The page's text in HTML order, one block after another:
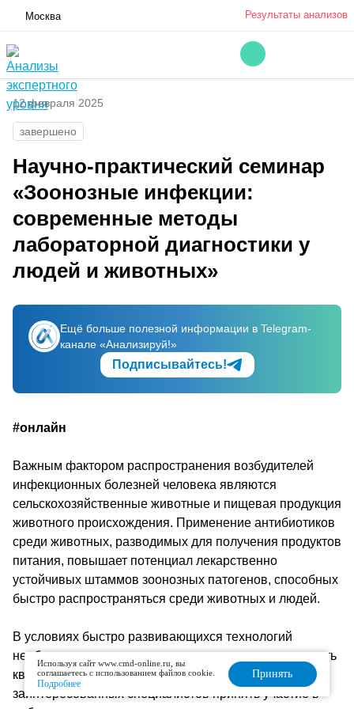
Москва Результаты анализов
12 февраля 2025
завершено
Научно-практический семинар
«Зоонозные инфекции:
современные методы
лабораторной диагностики у
людей и животных»
Ещё больше полезной информации в Telegram-
канале «Анализируй!»
Подписывайтесь!
#онлайн
Важным фактором распространения возбудителей
инфекционных болезней человека являются
сельскохозяйственные животные и пищевая продукция
животного происхождения. Применение антибиотиков
среди животных, разводимых для получения продуктов
питания, повышает потенциал лекарственно
устойчивых штаммов зоонозных патогенов, способных
быстро распространяться среди животных и людей.
В условиях быстро развивающихся технологий
необходимо постоянно совершенствовать и повышать
квалификацию специалистов. Приглашаем всех
заинтересованных специалистов принять участие в
Используя сайт www.cmd-online.ru, вы
соглашаетесь с использованием файлов cookie.
Подробнее
Принять